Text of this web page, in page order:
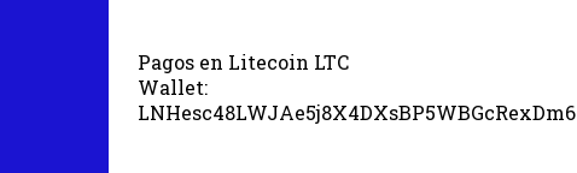
Pagos en Litecoin LTC
Wallet:
LNHesc48LWJAe5j8X4DXsBP5WBGcRexDm6